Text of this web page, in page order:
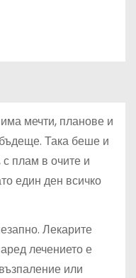
мечти, планове и
Така беше и
плам в очите и
един ден всичко
Лекарите
лечението е
или